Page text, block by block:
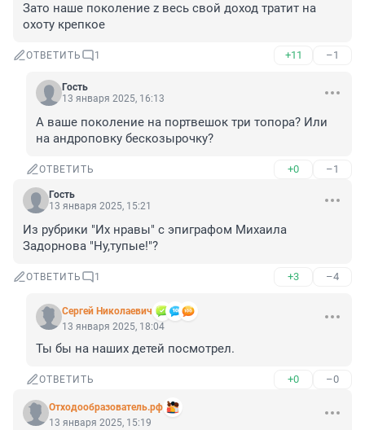
Зато наше поколение z весь свой доход тратит на
охоту крепкое
ОТВЕТИТЬ 1 +11 –1
Гость
13 января 2025, 16:13
А ваше поколение на портвешок три топора? Или
на андроповку бескозырочку?
ОТВЕТИТЬ +0 –1
Гость
13 января 2025, 15:21
Из рубрики "Их нравы" с эпиграфом Михаила
Задорнова "Ну,тупые!"?
ОТВЕТИТЬ 1 +3 –4
Cepгeй Николаевич
13 января 2025, 18:04
Ты бы на наших детей посмотрел.
ОТВЕТИТЬ +0 –0
Отходообразователь.рф
13 января 2025, 15:19